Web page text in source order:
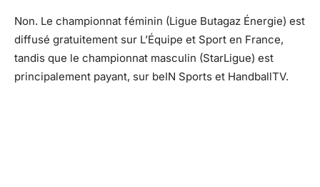
Non. Le championnat féminin (Ligue Butagaz Énergie) est
diffusé gratuitement sur L’Équipe et Sport en France,
tandis que le championnat masculin (StarLigue) est
principalement payant, sur beIN Sports et HandballTV.